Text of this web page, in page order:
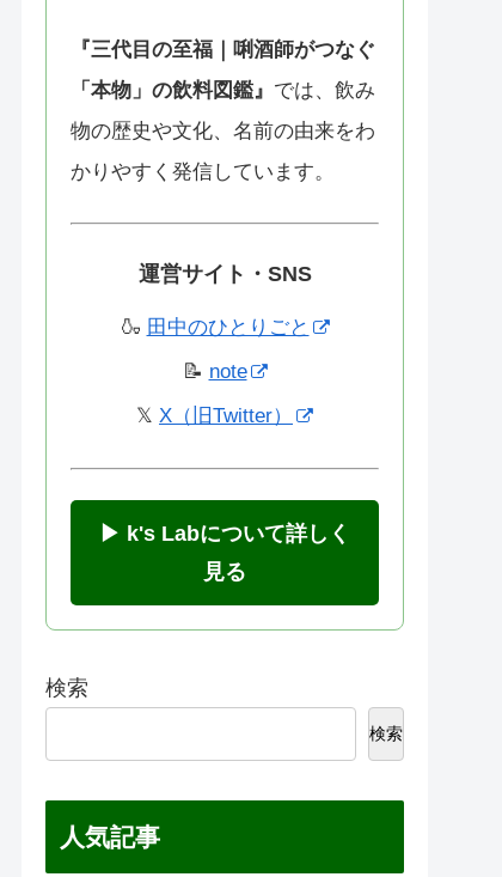
『三代目の至福｜唎酒師がつなぐ
「本物」の飲料図鑑』 では、飲み
物の歴史や文化、名前の由来をわ
かりやすく発信しています。
運営サイト・SNS
🍶 田中のひとりごと
📝 note
𝕏 X（旧Twitter）
▶ k's Labについて詳しく
見る
検索
検索
人気記事